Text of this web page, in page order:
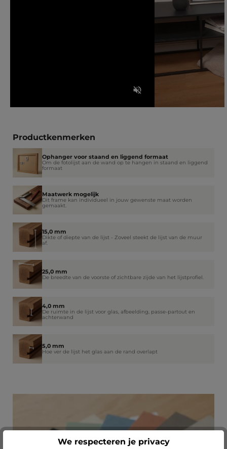
Productkenmerken
Ophanger voor staand en liggend formaat
Om de fotolijst aan de wand op te hangen in staand en liggend
formaat
Maatwerk mogelijk
Dit frame kan individueel in jouw gewenste maat worden
gemaakt.
15,0 mm
Dikte of diepte van de lijst - Zoveel steekt de lijst van de muur
af.
25,0 mm
De breedte van de voorste of zichtbare zijde van het lijstprofiel.
4,0 mm
De ruimte in de lijst voor glas, afbeelding, passe-partout en
achterwand
5,0 mm
Hoe ver de lijst het glas aan de rand overlapt
We respecteren je privacy